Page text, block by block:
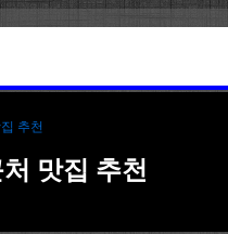
추천
맛집 추천